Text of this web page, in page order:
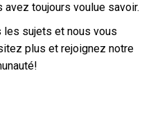
toujours voulue savoir.
les sujets et nous vous
plus et rejoignez notre